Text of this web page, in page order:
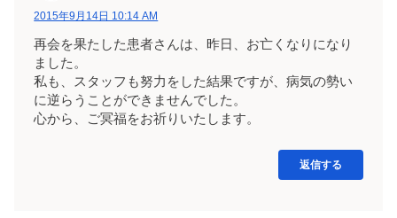
2015年9月14日 10:14 AM
再会を果たした患者さんは、昨日、お亡くなりになり
ました。
私も、スタッフも努力をした結果ですが、病気の勢い
に逆らうことができませんでした。
心から、ご冥福をお祈りいたします。
返信する